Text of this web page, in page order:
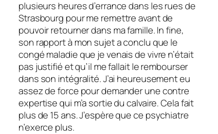
plusieurs heures d’errance dans les rues de
Strasbourg pour me remettre avant de
pouvoir retourner dans ma famille. In fine,
son rapport à mon sujet a conclu que le
congé maladie que je venais de vivre n’était
pas justifié et qu’il me fallait le rembourser
dans son intégralité. J’ai heureusement eu
assez de force pour demander une contre
expertise qui m’a sortie du calvaire. Cela fait
plus de 15 ans. J’espère que ce psychiatre
n’exerce plus.